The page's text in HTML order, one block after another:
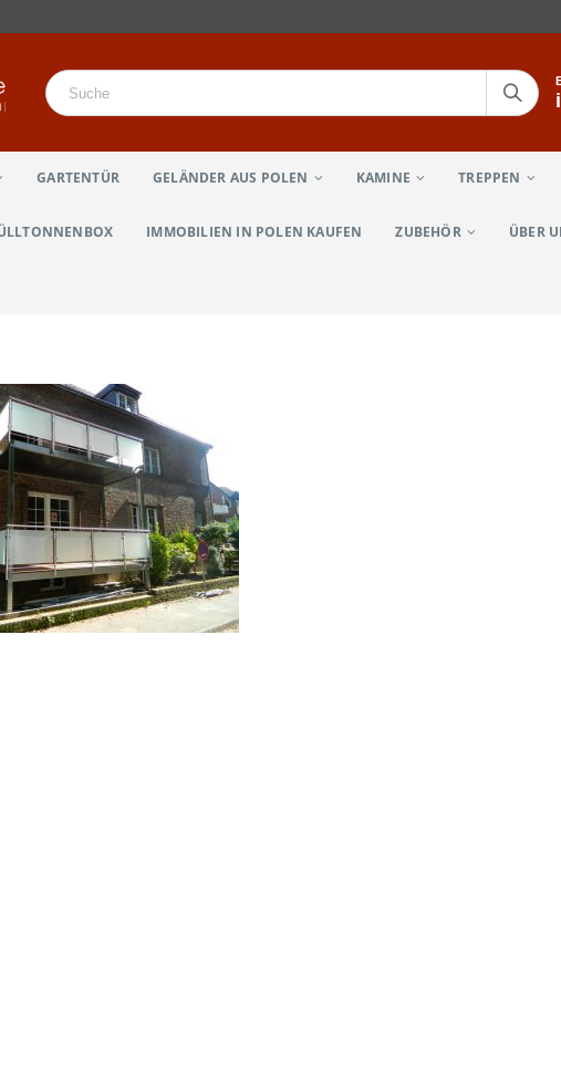
GARTENTÜR GELÄNDER AUS POLEN KAMINE TREPPEN
IMMOBILIEN IN POLEN KAUFEN ZUBEHÖR ÜBER